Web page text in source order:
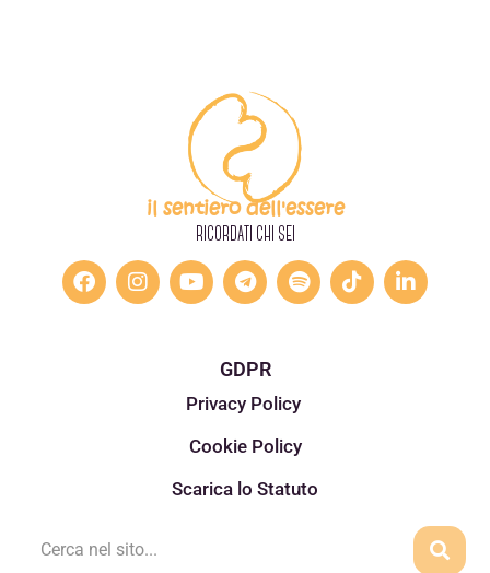
il sentiero dell'essere
RICORDATI CHI SEI
GDPR
Privacy Policy
Cookie Policy
Scarica lo Statuto